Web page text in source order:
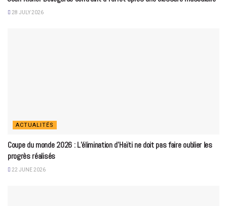
28 JULY 2026
ACTUALITÉS
Coupe du monde 2026 : L’élimination d’Haïti ne doit pas faire oublier les
progrès réalisés
22 JUNE 2026